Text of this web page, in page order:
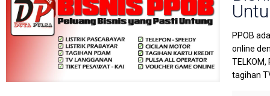
PPOB
online
tagihan